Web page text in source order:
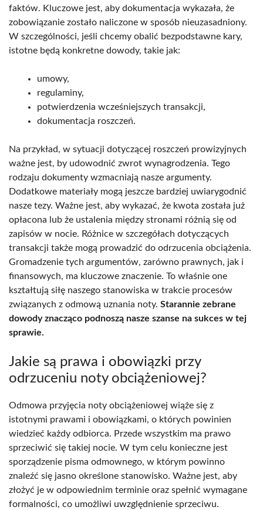
faktów. Kluczowe jest, aby dokumentacja wykazała, że
zobowiązanie zostało naliczone w sposób nieuzasadniony.
W szczególności, jeśli chcemy obalić bezpodstawne kary,
istotne będą konkretne dowody, takie jak:
umowy,
regulaminy,
potwierdzenia wcześniejszych transakcji,
dokumentacja roszczeń.
Na przykład, w sytuacji dotyczącej roszczeń prowizyjnych
ważne jest, by udowodnić zwrot wynagrodzenia. Tego
rodzaju dokumenty wzmacniają nasze argumenty.
Dodatkowe materiały mogą jeszcze bardziej uwiarygodnić
nasze tezy. Ważne jest, aby wykazać, że kwota została już
opłacona lub że ustalenia między stronami różnią się od
zapisów w nocie. Różnice w szczegółach dotyczących
transakcji także mogą prowadzić do odrzucenia obciążenia.
Gromadzenie tych argumentów, zarówno prawnych, jak i
finansowych, ma kluczowe znaczenie. To właśnie one
kształtują siłę naszego stanowiska w trakcie procesów
związanych z odmową uznania noty. Starannie zebrane
dowody znacząco podnoszą nasze szanse na sukces w tej
sprawie.
Jakie są prawa i obowiązki przy
odrzuceniu noty obciążeniowej?
Odmowa przyjęcia noty obciążeniowej wiąże się z
istotnymi prawami i obowiązkami, o których powinien
wiedzieć każdy odbiorca. Przede wszystkim ma prawo
sprzeciwić się takiej nocie. W tym celu konieczne jest
sporządzenie pisma odmownego, w którym powinno
znaleźć się jasno określone stanowisko. Ważne jest, aby
złożyć je w odpowiednim terminie oraz spełnić wymagane
formalności, co umożliwi uwzględnienie sprzeciwu.